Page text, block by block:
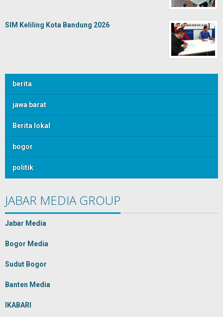
SIM Keliling Kota Bandung 2026
berita
jawa barat
Berita lokal
bogor
politik
JABAR MEDIA GROUP
Jabar Media
Bogor Media
Sudut Bogor
Banten Media
IKABARI